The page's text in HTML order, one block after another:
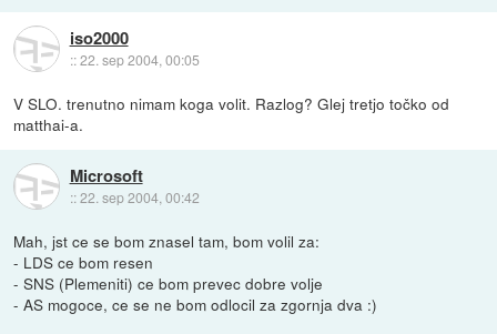
iso2000
::22. sep 2004, 00:05
V SLO. trenutno nimam koga volit. Razlog? Glej tretjo točko od
matthai-a.
Microsoft
::22. sep 2004, 00:42
Mah, jst ce se bom znasel tam, bom volil za:
- LDS ce bom resen
- SNS (Plemeniti) ce bom prevec dobre volje
- AS mogoce, ce se ne bom odlocil za zgornja dva :)